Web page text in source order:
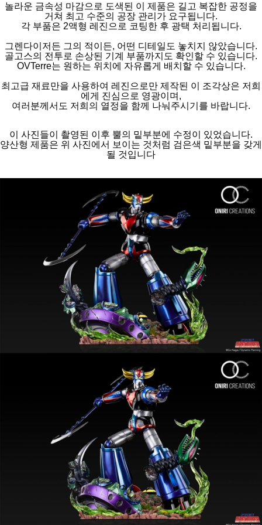
놀라운 금속성 마감으로 도색된 이 제품은 길고 복잡한 공정을
거쳐 최고 수준의 공장 관리가 요구됩니다.
각 부품은 2액형 레진으로 코팅한 후 광택 처리됩니다.
그렌다이저든 그의 적이든, 어떤 디테일도 놓치지 않았습니다.
골고스의 전투로 손상된 기계 부품까지도 확인할 수 있습니다.
OVTerre는 원하는 위치에 자유롭게 배치할 수 있습니다.
최고급 재료만을 사용하여 레진으로만 제작된 이 조각상은 저희
에게 진심으로 영광이며,
여러분께서도 저희의 열정을 함께 나눠주시기를 바랍니다.
이 사진들이 촬영된 이후 뿔의 밑부분에 수정이 있었습니다.
양산형 제품은 위 사진에서 보이는 것처럼 검은색 밑부분을 갖게
될 것입니다